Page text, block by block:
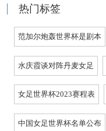
热门标签
范加尔炮轰世界杯是剧本
水庆霞谈对阵丹麦女足
女足世界杯2023赛程表
中国女足世界杯名单公布